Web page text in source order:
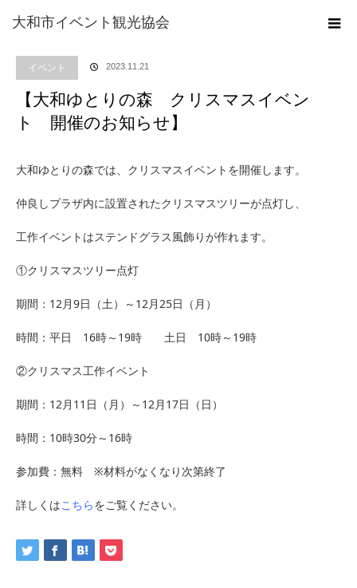
大和市イベント観光協会
ブログ
イベント 【大和ゆとりの森 クリスマスイベント 開催の
イベント 2023.11.21
【大和ゆとりの森 クリスマスイベン
ト 開催のお知らせ】
大和ゆとりの森では、クリスマスイベントを開催します。
仲良しプラザ内に設置されたクリスマスツリーが点灯し、
工作イベントはステンドグラス風飾りが作れます。
①クリスマスツリー点灯
期間：12月9日（土）～12月25日（月）
時間：平日 16時～19時 土日 10時～19時
②クリスマス工作イベント
期間：12月11日（月）～12月17日（日）
時間：10時30分～16時
参加費：無料 ※材料がなくなり次第終了
詳しくはこちらをご覧ください。